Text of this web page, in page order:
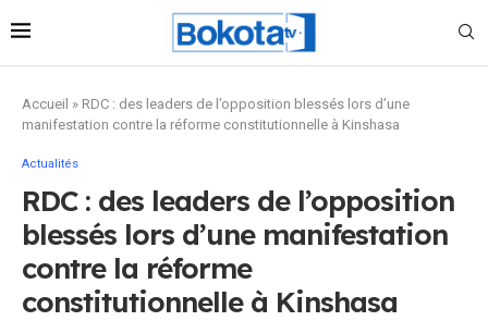
Accueil » RDC : des leaders de l’opposition blessés lors d’une
manifestation contre la réforme constitutionnelle à Kinshasa
Actualités
RDC : des leaders de l’opposition
blessés lors d’une manifestation
contre la réforme
constitutionnelle à Kinshasa